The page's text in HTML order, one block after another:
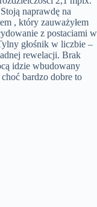
naprawdę na
, który zauważyłem
z postaciami w
głośnik w liczbie –
rewelacji. Brak
idzie wbudowany
bardzo dobre to